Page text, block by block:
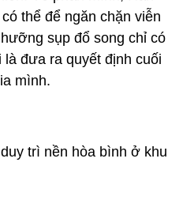
thể để ngăn chặn viễn
sụp đổ song chỉ có
đưa ra quyết định cuối
mình.
trì nền hòa bình ở khu